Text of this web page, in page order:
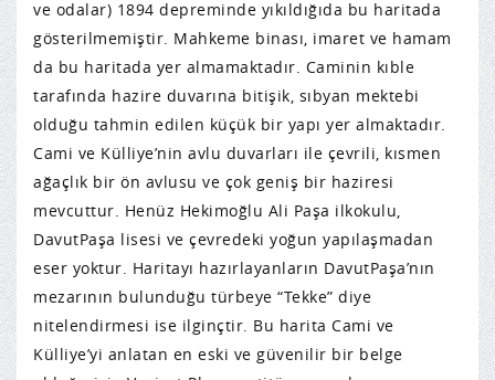
ve odalar) 1894 depreminde yıkıldığıda bu haritada
gösterilmemiştir. Mahkeme binası, imaret ve hamam
da bu haritada yer almamaktadır. Caminin kıble
tarafında hazire duvarına bitişik, sıbyan mektebi
olduğu tahmin edilen küçük bir yapı yer almaktadır.
Cami ve Külliye’nin avlu duvarları ile çevrili, kısmen
ağaçlık bir ön avlusu ve çok geniş bir haziresi
mevcuttur. Henüz Hekimoğlu Ali Paşa ilkokulu,
DavutPaşa lisesi ve çevredeki yoğun yapılaşmadan
eser yoktur. Haritayı hazırlayanların DavutPaşa’nın
mezarının bulunduğu türbeye “Tekke” diye
nitelendirmesi ise ilginçtir. Bu harita Cami ve
Külliye’yi anlatan en eski ve güvenilir bir belge